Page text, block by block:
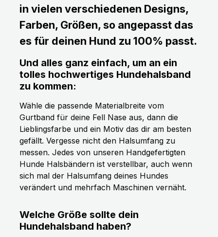
in vielen verschiedenen Designs,
Farben, Größen, so angepasst das
es für deinen Hund zu 100% passt.
Und alles ganz einfach, um an ein
tolles hochwertiges Hundehalsband
zu kommen:
Wähle die passende Materialbreite vom
Gurtband für deine Fell Nase aus, dann die
Lieblingsfarbe und ein Motiv das dir am besten
gefällt. Vergesse nicht den Halsumfang zu
messen. Jedes von unseren Handgefertigten
Hunde Halsbändern ist verstellbar, auch wenn
sich mal der Halsumfang deines Hundes
verändert und mehrfach Maschinen vernäht.
Welche Größe sollte dein
Hundehalsband haben?